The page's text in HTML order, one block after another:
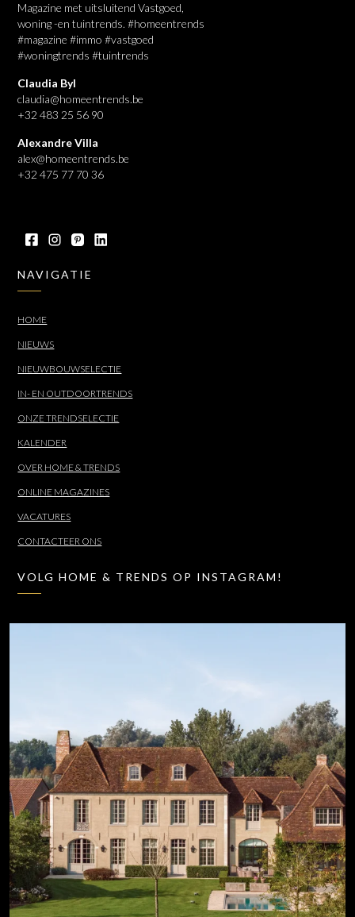
Magazine met uitsluitend Vastgoed,
woning -en tuintrends. #homeentrends
#magazine #immo #vastgoed
#woningtrends #tuintrends
Claudia Byl
claudia@homeentrends.be
+32 483 25 56 90
Alexandre Villa
alex@homeentrends.be
+32 475 77 70 36
NAVIGATIE
HOME
NIEUWS
NIEUWBOUWSELECTIE
IN- EN OUTDOORTRENDS
ONZE TRENDSELECTIE
KALENDER
OVER HOME & TRENDS
ONLINE MAGAZINES
VACATURES
CONTACTEER ONS
VOLG HOME & TRENDS OP INSTAGRAM!